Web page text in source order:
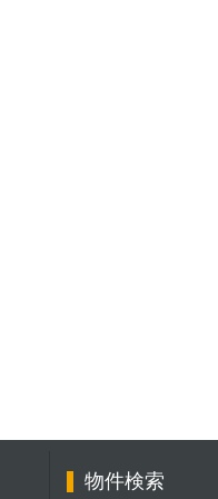
物件検索